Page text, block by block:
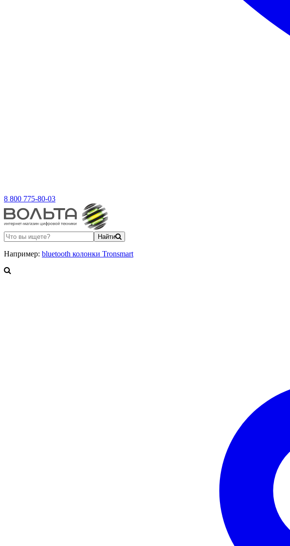
8 800 775-80-03
Найти
Например: bluetooth колонки Tronsmart